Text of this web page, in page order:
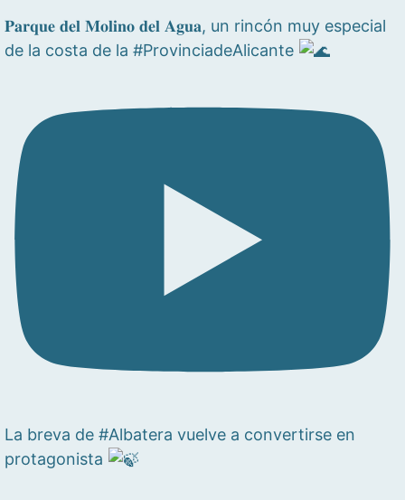
𝐏𝐚𝐫𝐪𝐮𝐞 𝐝𝐞𝐥 𝐌𝐨𝐥𝐢𝐧𝐨 𝐝𝐞𝐥 𝐀𝐠𝐮𝐚, un rincón muy especial
de la costa de la #ProvinciadeAlicante
La breva de #Albatera vuelve a convertirse en
protagonista